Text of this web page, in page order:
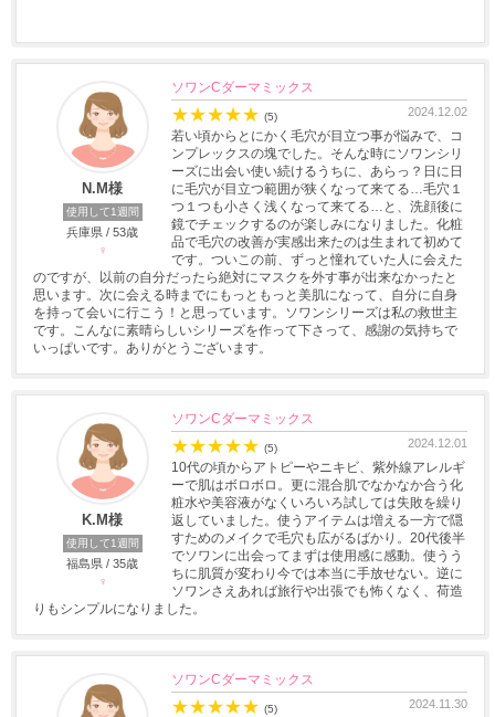
N.M様
使用して1週間
兵庫県 / 53歳
♀
ソワンCダーマミックス
★★★★★ (5) 2024.12.02
若い頃からとにかく毛穴が目立つ事が悩みで、コ
ンプレックスの塊でした。そんな時にソワンシリ
ーズに出会い使い続けるうちに、あらっ？日に日
に毛穴が目立つ範囲が狭くなって来てる…毛穴１
つ１つも小さく浅くなって来てる…と、洗顔後に
鏡でチェックするのが楽しみになりました。化粧
品で毛穴の改善が実感出来たのは生まれて初めて
です。ついこの前、ずっと憧れていた人に会えた
のですが、以前の自分だったら絶対にマスクを外す事が出来なかったと
思います。次に会える時までにもっともっと美肌になって、自分に自身
を持って会いに行こう！と思っています。ソワンシリーズは私の救世主
です。こんなに素晴らしいシリーズを作って下さって、感謝の気持ちで
いっぱいです。ありがとうございます。
K.M様
使用して1週間
福島県 / 35歳
♀
ソワンCダーマミックス
★★★★★ (5) 2024.12.01
10代の頃からアトピーやニキビ、紫外線アレルギ
ーで肌はボロボロ。更に混合肌でなかなか合う化
粧水や美容液がなくいろいろ試しては失敗を繰り
返していました。使うアイテムは増える一方で隠
すためのメイクで毛穴も広がるばかり。20代後半
でソワンに出会ってまずは使用感に感動。使うう
ちに肌質が変わり今では本当に手放せない。逆に
ソワンさえあれば旅行や出張でも怖くなく、荷造
りもシンプルになりました。
ソワンCダーマミックス
★★★★★ (5) 2024.11.30